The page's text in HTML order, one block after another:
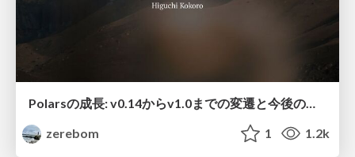
zerebom
1 1.2k